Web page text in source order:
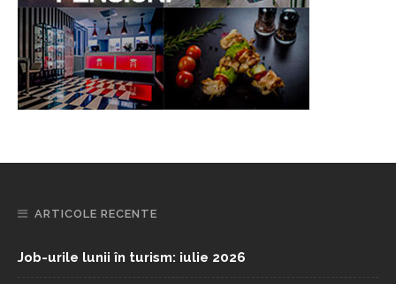
ARTICOLE RECENTE
Job-urile lunii în turism: iulie 2026